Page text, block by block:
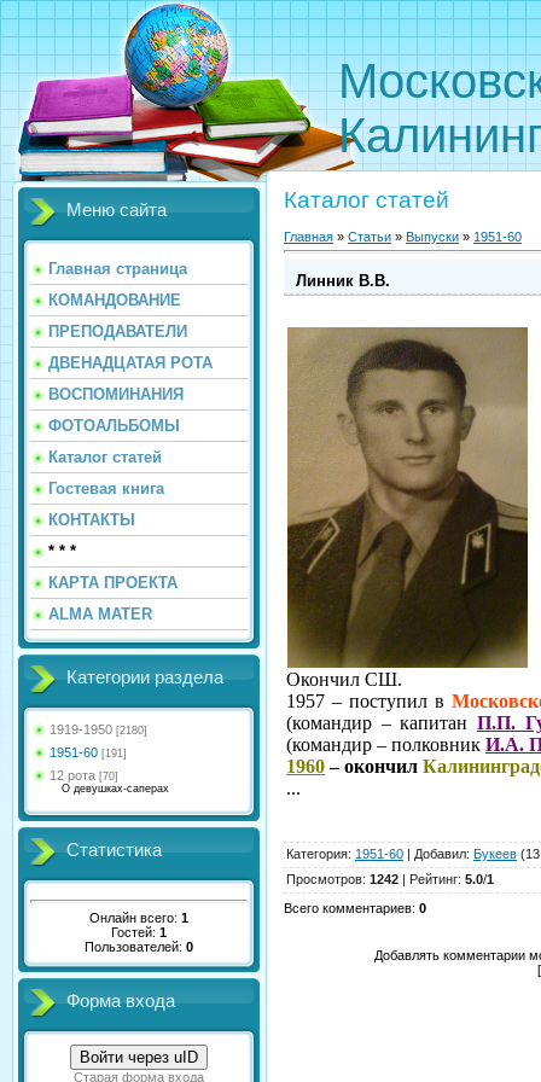
Меню сайта
Главная страница
КОМАНДОВАНИЕ
ПРЕПОДАВАТЕЛИ
ДВЕНАДЦАТАЯ РОТА
ВОСПОМИНАНИЯ
ФОТОАЛЬБОМЫ
Каталог статей
Гостевая книга
КОНТАКТЫ
* * *
КАРТА ПРОЕКТА
ALMA MATER
Категории раздела
1919-1950 [2180]
1951-60 [191]
12 рота [70]
О девушках-саперах
Статистика
Онлайн всего: 1
Гостей: 1
Пользователей: 0
Форма входа
Войти через uID
Старая форма входа
Каталог статей
Главная » Статьи » Выпуски » 1951-60
Линник В.В.
Окончил СШ.
1957 – поступил в
(командир – капитан П.П.
(командир – полковник И.А.
1960– окончил
...
Категория: 1951-60 | Добавил: Букеев
Просмотров: 1242 | Рейтинг: 5.0/1
Всего комментариев: 0
Добавлять комментарии